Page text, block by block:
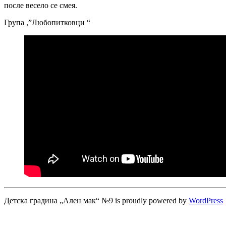
после весело се смея.
Група ,”Любопитковци “
Детска градина „Ален мак“ №9 is proudly powered by WordPress